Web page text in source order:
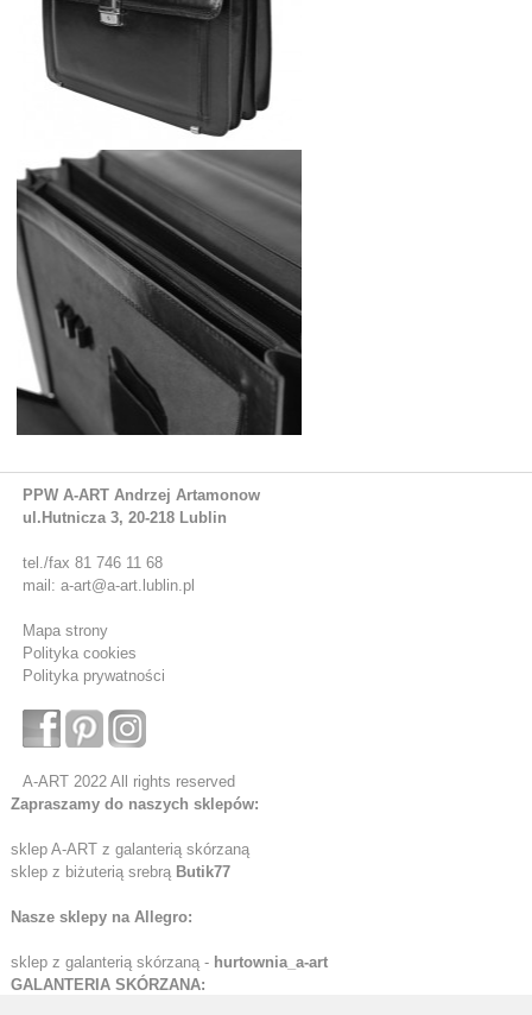
PPW A-ART Andrzej Artamonow
ul.Hutnicza 3, 20-218 Lublin
tel./fax 81 746 11 68
mail: a-art@a-art.lublin.pl
Mapa strony
Polityka cookies
Polityka prywatności
A-ART 2022 All rights reserved
Zapraszamy do naszych sklepów:
sklep A-ART z galanterią skórzaną
sklep z biżuterią srebrą Butik77
Nasze sklepy na Allegro:
sklep z galanterią skórzaną - hurtownia_a-art
GALANTERIA SKÓRZANA: